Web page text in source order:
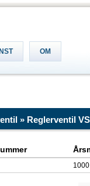
OM
» Reglerventil